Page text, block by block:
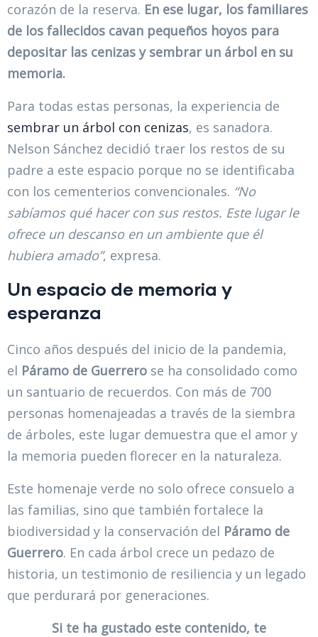
corazón de la reserva. En ese lugar, los familiares
de los fallecidos cavan pequeños hoyos para
depositar las cenizas y sembrar un árbol en su
memoria.
Para todas estas personas, la experiencia de
sembrar un árbol con cenizas, es sanadora.
Nelson Sánchez decidió traer los restos de su
padre a este espacio porque no se identificaba
con los cementerios convencionales. “No
sabíamos qué hacer con sus restos. Este lugar le
ofrece un descanso en un ambiente que él
hubiera amado”, expresa.
Un espacio de memoria y
esperanza
Cinco años después del inicio de la pandemia,
el Páramo de Guerrero se ha consolidado como
un santuario de recuerdos. Con más de 700
personas homenajeadas a través de la siembra
de árboles, este lugar demuestra que el amor y
la memoria pueden florecer en la naturaleza.
Este homenaje verde no solo ofrece consuelo a
las familias, sino que también fortalece la
biodiversidad y la conservación del Páramo de
Guerrero. En cada árbol crece un pedazo de
historia, un testimonio de resiliencia y un legado
que perdurará por generaciones.
Si te ha gustado este contenido, te